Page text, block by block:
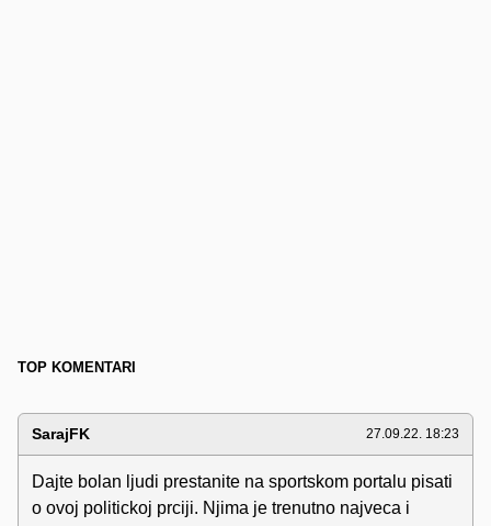
TOP KOMENTARI
SarajFK 27.09.22. 18:23
Dajte bolan ljudi prestanite na sportskom portalu pisati
o ovoj politickoj prciji. Njima je trenutno najveca i